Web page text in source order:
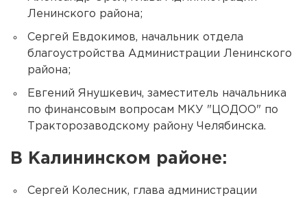
Ленинского района;
Сергей Евдокимов, начальник отдела
благоустройства Администрации Ленинского
района;
Евгений Янушкевич, заместитель начальника
по финансовым вопросам МКУ "ЦОДОО" по
Тракторозаводскому району Челябинска.
В Калининском районе:
Сергей Колесник, глава администрации